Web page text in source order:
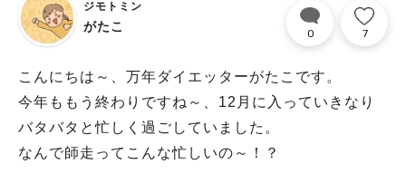
ジモトミン
がたこ 0 7
こんにちは～、万年ダイエッターがたこです。
今年ももう終わりですね～、12月に入っていきなり
バタバタと忙しく過ごしていました。
なんで師走ってこんな忙しいの～！？